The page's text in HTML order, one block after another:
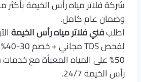
وضمان عام كامل.
اطلبفني فلاتر مياه رأس الخيمة
50% على المياه المعبأة مع
رأس الخيمة 24/7.